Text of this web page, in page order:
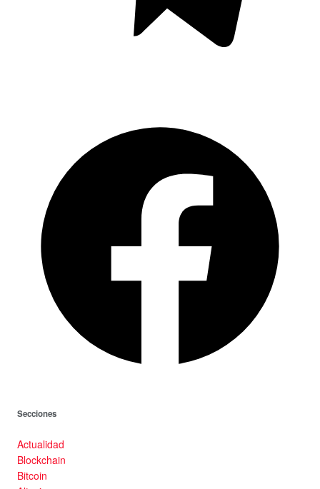
Secciones
Actualidad
Blockchain
Bitcoin